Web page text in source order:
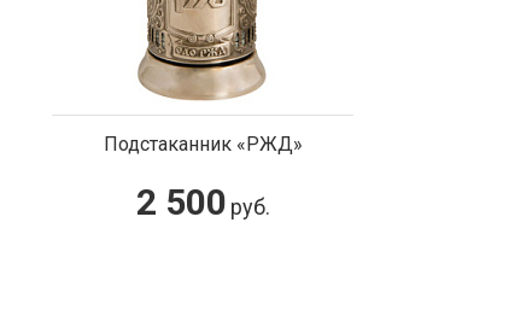
Подстаканник «РЖД»
2 500 руб.